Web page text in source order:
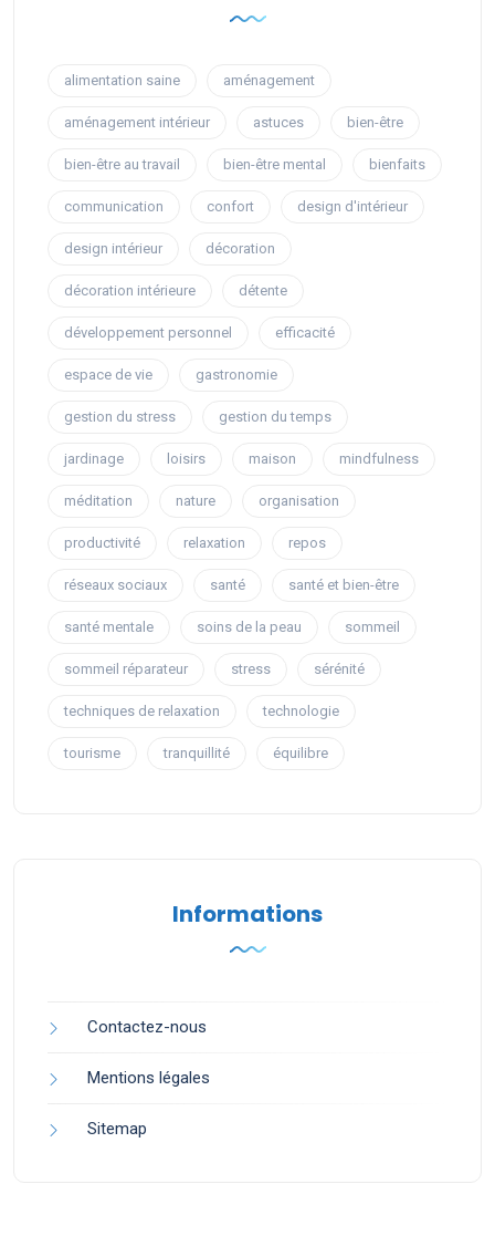
alimentation saine aménagement
aménagement intérieur astuces bien-être
bien-être au travail bien-être mental bienfaits
communication confort design d'intérieur
design intérieur décoration
décoration intérieure détente
développement personnel efficacité
espace de vie gastronomie
gestion du stress gestion du temps
jardinage loisirs maison mindfulness
méditation nature organisation
productivité relaxation repos
réseaux sociaux santé santé et bien-être
santé mentale soins de la peau sommeil
sommeil réparateur stress sérénité
techniques de relaxation technologie
tourisme tranquillité équilibre
Informations
Contactez-nous
Mentions légales
Sitemap